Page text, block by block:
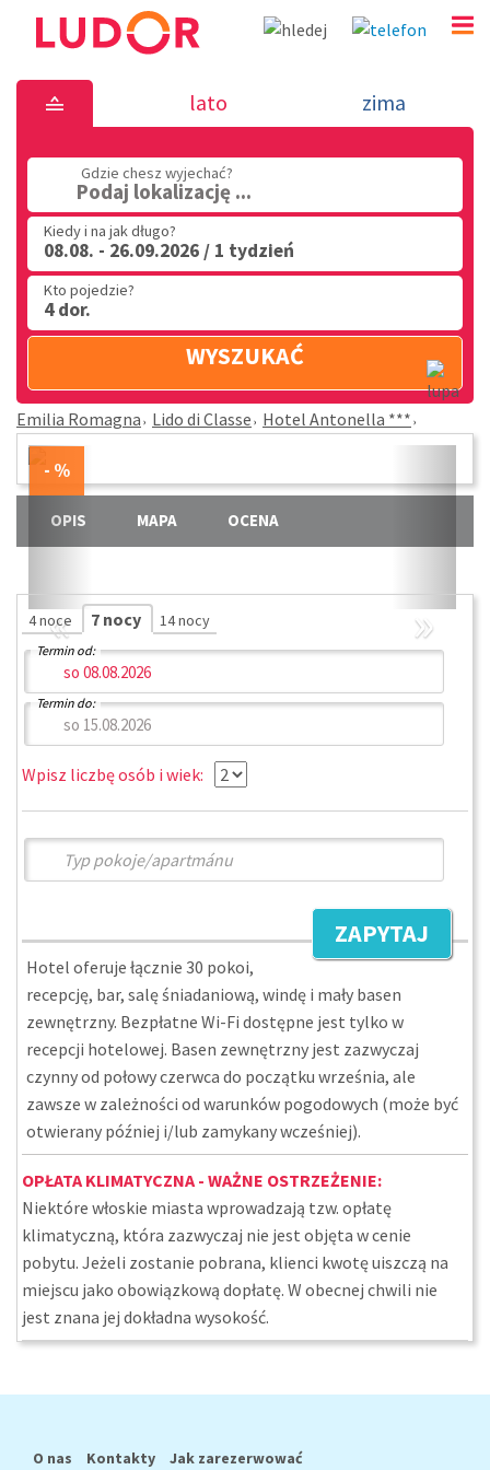
Hotel Antonella *** - Lido di Classe -
lato zima
Gdzie chesz wyjechać?
Podaj lokalizację ...
Kiedy i na jak długo?
08.08. - 26.09.2026 / 1 tydzień
Kto pojedzie?
4 dor.
WYSZUKAĆ
Emilia Romagna Lido di Classe Hotel Antonella ***
« »
OPIS MAPA OCENA
4 noce 7 nocy 14 nocy
Termin od:
Termin do:
Wpisz liczbę osób i wiek:
ZAPYTAJ
Hotel oferuje łącznie 30 pokoi,
recepcję, bar, salę śniadaniową, windę i mały basen
zewnętrzny. Bezpłatne Wi-Fi dostępne jest tylko w
recepcji hotelowej. Basen zewnętrzny jest zazwyczaj
czynny od połowy czerwca do początku września, ale
zawsze w zależności od warunków pogodowych (może być
otwierany później i/lub zamykany wcześniej).
OPŁATA KLIMATYCZNA - WAŻNE OSTRZEŻENIE:
Niektóre włoskie miasta wprowadzają tzw. opłatę
klimatyczną, która zazwyczaj nie jest objęta w cenie
pobytu. Jeżeli zostanie pobrana, klienci kwotę uiszczą na
miejscu jako obowiązkową dopłatę. W obecnej chwili nie
jest znana jej dokładna wysokość.
O nas Kontakty Jak zarezerwować